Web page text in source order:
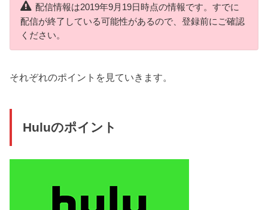
配信情報は2019年9月19日時点の情報です。すでに
配信が終了している可能性があるので、登録前にご確認
ください。
それぞれのポイントを見ていきます。
Huluのポイント